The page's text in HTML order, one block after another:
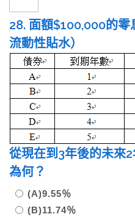
28. 面額$100,000的零
流動性貼水）
從現在到3年後的未來
為何？
(A)9.55％
(B)11.74％